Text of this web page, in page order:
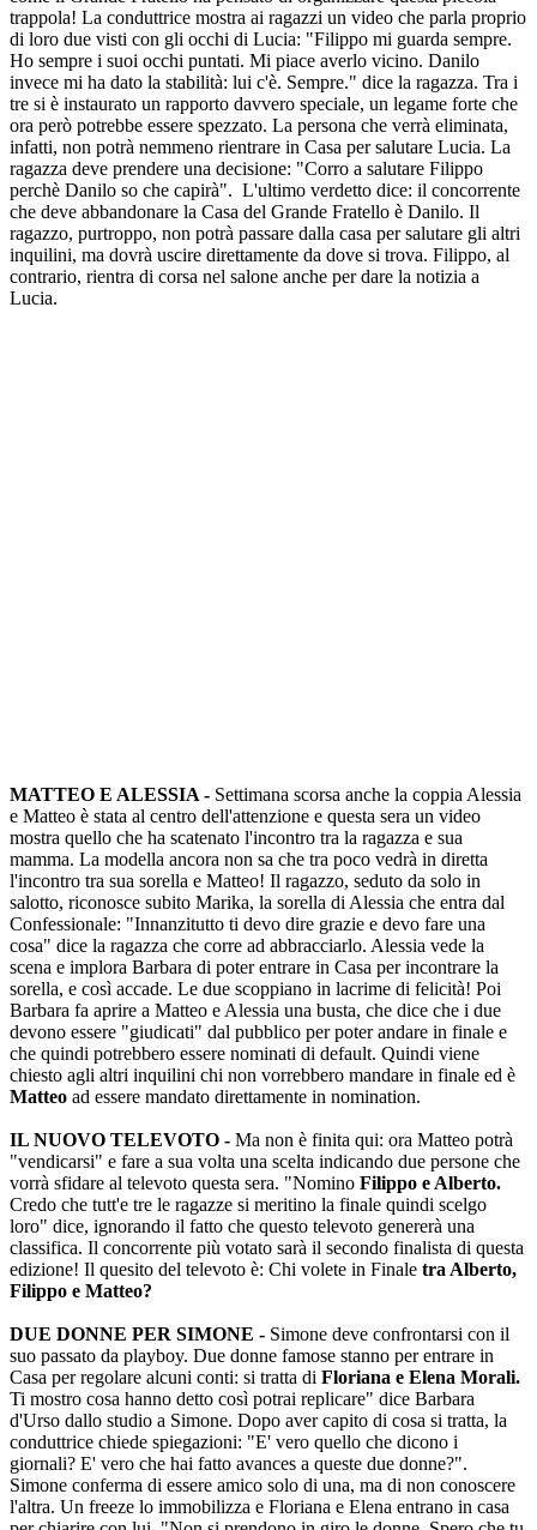
trappola! La conduttrice mostra ai ragazzi un video che parla proprio
di loro due visti con gli occhi di Lucia: "Filippo mi guarda sempre.
Ho sempre i suoi occhi puntati. Mi piace averlo vicino. Danilo
invece mi ha dato la stabilità: lui c'è. Sempre." dice la ragazza. Tra i
tre si è instaurato un rapporto davvero speciale, un legame forte che
ora però potrebbe essere spezzato. La persona che verrà eliminata,
infatti, non potrà nemmeno rientrare in Casa per salutare Lucia. La
ragazza deve prendere una decisione: "Corro a salutare Filippo
perchè Danilo so che capirà". L'ultimo verdetto dice: il concorrente
che deve abbandonare la Casa del Grande Fratello è Danilo. Il
ragazzo, purtroppo, non potrà passare dalla casa per salutare gli altri
inquilini, ma dovrà uscire direttamente da dove si trova. Filippo, al
contrario, rientra di corsa nel salone anche per dare la notizia a
Lucia.
MATTEO E ALESSIA - Settimana scorsa anche la coppia Alessia
e Matteo è stata al centro dell'attenzione e questa sera un video
mostra quello che ha scatenato l'incontro tra la ragazza e sua
mamma. La modella ancora non sa che tra poco vedrà in diretta
l'incontro tra sua sorella e Matteo! Il ragazzo, seduto da solo in
salotto, riconosce subito Marika, la sorella di Alessia che entra dal
Confessionale: "Innanzitutto ti devo dire grazie e devo fare una
cosa" dice la ragazza che corre ad abbracciarlo. Alessia vede la
scena e implora Barbara di poter entrare in Casa per incontrare la
sorella, e così accade. Le due scoppiano in lacrime di felicità! Poi
Barbara fa aprire a Matteo e Alessia una busta, che dice che i due
devono essere "giudicati" dal pubblico per poter andare in finale e
che quindi potrebbero essere nominati di default. Quindi viene
chiesto agli altri inquilini chi non vorrebbero mandare in finale ed è
Matteo ad essere mandato direttamente in nomination.
IL NUOVO TELEVOTO - Ma non è finita qui: ora Matteo potrà
"vendicarsi" e fare a sua volta una scelta indicando due persone che
vorrà sfidare al televoto questa sera. "Nomino Filippo e Alberto.
Credo che tutt'e tre le ragazze si meritino la finale quindi scelgo
loro" dice, ignorando il fatto che questo televoto genererà una
classifica. Il concorrente più votato sarà il secondo finalista di questa
edizione! Il quesito del televoto è: Chi volete in Finale tra Alberto,
Filippo e Matteo?
DUE DONNE PER SIMONE - Simone deve confrontarsi con il
suo passato da playboy. Due donne famose stanno per entrare in
Casa per regolare alcuni conti: si tratta di Floriana e Elena Morali.
Ti mostro cosa hanno detto così potrai replicare" dice Barbara
d'Urso dallo studio a Simone. Dopo aver capito di cosa si tratta, la
conduttrice chiede spiegazioni: "E' vero quello che dicono i
giornali? E' vero che hai fatto avances a queste due donne?".
Simone conferma di essere amico solo di una, ma di non conoscere
l'altra. Un freeze lo immobilizza e Floriana e Elena entrano in casa